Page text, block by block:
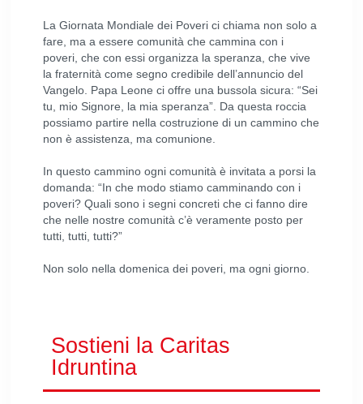
La Giornata Mondiale dei Poveri ci chiama non solo a
fare, ma a essere comunità che cammina con i
poveri, che con essi organizza la speranza, che vive
la fraternità come segno credibile dell’annuncio del
Vangelo. Papa Leone ci offre una bussola sicura: “Sei
tu, mio Signore, la mia speranza”. Da questa roccia
possiamo partire nella costruzione di un cammino che
non è assistenza, ma comunione.
In questo cammino ogni comunità è invitata a porsi la
domanda: “In che modo stiamo camminando con i
poveri? Quali sono i segni concreti che ci fanno dire
che nelle nostre comunità c’è veramente posto per
tutti, tutti, tutti?”
Non solo nella domenica dei poveri, ma ogni giorno.
Sostieni la Caritas
Idruntina